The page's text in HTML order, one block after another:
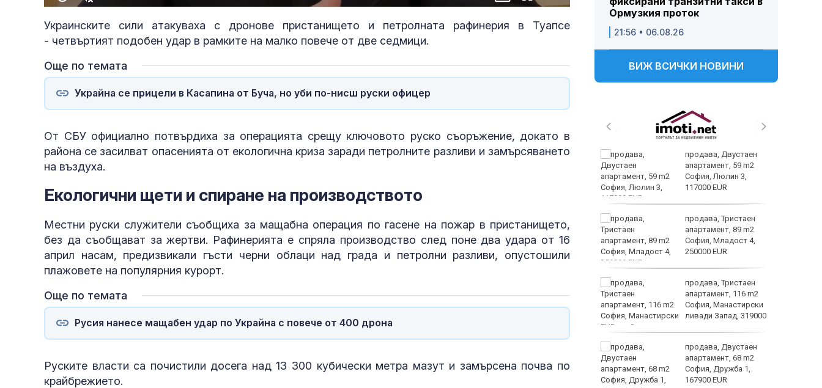
Украинските сили атакуваха с дронове пристанището и петролната рафинерия в Туапсе
- четвъртият подобен удар в рамките на малко повече от две седмици.
Още по темата
Украйна се прицели в Касапина от Буча, но уби по-нисш руски офицер
От СБУ официално потвърдиха за операцията срещу ключовото руско съоръжение, докато в
района се засилват опасенията от екологична криза заради петролните разливи и замърсяването
на въздуха.
Екологични щети и спиране на производството
Местни руски служители съобщиха за мащабна операция по гасене на пожар в пристанището,
без да съобщават за жертви. Рафинерията е спряла производство след поне два удара от 16
април насам, предизвикали гъсти черни облаци над града и петролни разливи, опустошили
плажовете на популярния курорт.
Още по темата
Русия нанесе мащабен удар по Украйна с повече от 400 дрона
Руските власти са почистили досега над 13 300 кубически метра мазут и замърсена почва по
крайбрежието.
Ормузкия проток
21:56 • 06.08.26
ВИЖ ВСИЧКИ НОВИНИ
За наказание: Пратиха
опасни мисии:
щурмовите
хеликоптери тренират
полети под радара
Иран и Украйна се
превърнаха в един
ЧРД
Можем ли да живеем
протеинов шейк и за
какво трябва да
внимаваме?
родители: Режимът и
чувството за
повишава в
продава, Двустаен
апартамент, 59 m2
София, Люлин 3,
117000 EUR
продава, Тристаен
апартамент, 89 m2
София, Младост 4,
250000 EUR
продава, Тристаен
апартамент, 116 m2
София, Манастирски
ливади Запад, 319000
EUR
продава, Двустаен
апартамент, 68 m2
София, Дружба 1,
167900 EUR